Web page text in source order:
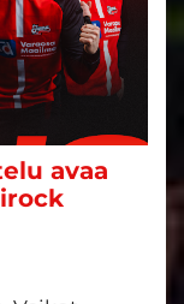
avaa